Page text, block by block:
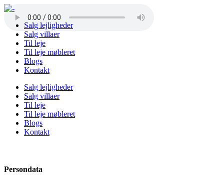
Salg lejligheder
Salg villaer
Til leje
Til leje møbleret
Blogs
Kontakt
Salg lejligheder
Salg villaer
Til leje
Til leje møbleret
Blogs
Kontakt
Persondata